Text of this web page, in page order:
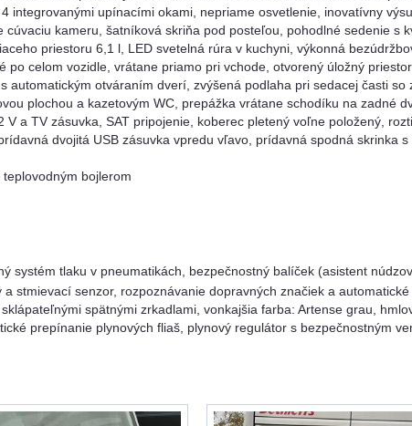
integrovanými upínacími okami, nepriame osvetlenie, inovatívny
kameru, šatníková skriňa pod posteľou, pohodlné sedenie s
priestoru 6,1 l, LED svetelná rúra v kuchyni, výkonná
celom vozidle, vrátane priamo pri vchode, otvorený úložný
otváraním dverí, zvýšená podlaha pri sedacej časti so
plochou a kazetovým WC, prepážka vrátane schodíku na zadné
a TV zásuvka, SAT pripojenie, koberec pletený voľne položený,
dvojitá USB zásuvka vpredu vľavo, prídavná spodná skrinka s
bojlerom
systém tlaku v pneumatikách, bezpečnostný balíček (asistent
stmievací senzor, rozpoznávanie dopravných značiek a
spätnými zrkadlami, vonkajšia farba: Artense grau,
prepínanie plynových fliaš, plynový regulátor s bezpečnostným